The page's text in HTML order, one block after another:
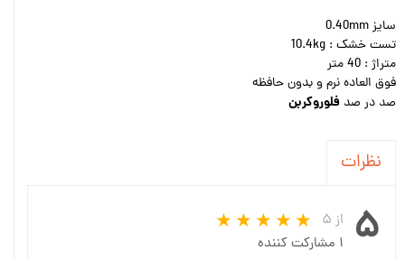
سایز 0.40mm
تست خشک : 10.4kg
متراژ : 40 متر
فوق العاده نرم و بدون حافظه
صد در صد فلوروکربن
نظرات
۵ از ۵
۱ مشارکت کننده